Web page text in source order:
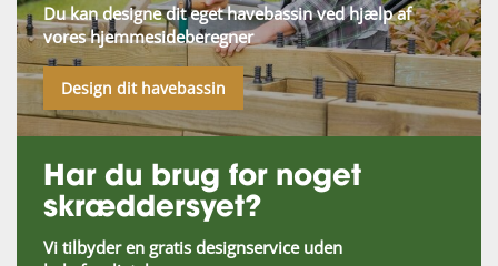
Du kan designe dit eget havebassin ved hjælp af
vores hjemmesideberegner
Design dit havebassin
Har du brug for noget
skræddersyet?
Vi tilbyder en gratis designservice uden